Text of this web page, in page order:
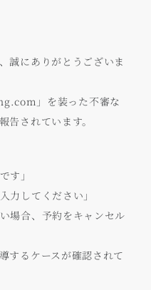
誠にありがとうございま
」を装った不審な
告されています。
す」
力してください」
場合、予約をキャンセル
するケースが確認されて